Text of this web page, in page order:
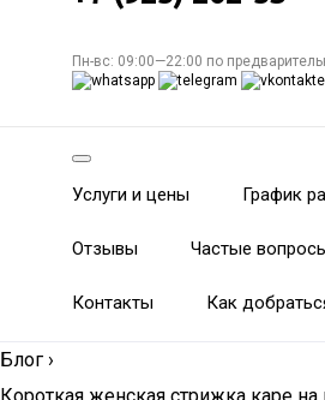
Пн-вс: 09:00—22:00 по
Услуги и цены График
Отзывы Частые
Контакты Как
Блог ›